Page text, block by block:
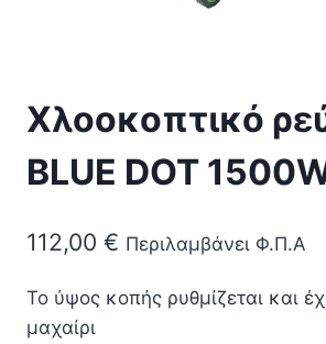
Χλοοκοπτικό
BLUE DOT
112,00 € Περιλαμβάνει Φ.Π.Α
Το ύψος κοπής ρυθμίζεται και
μαχαίρι